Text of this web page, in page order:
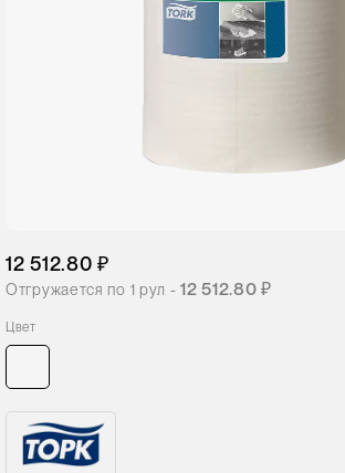
12 512.80 ₽
Отгружается по 1 рул -12 512.80 ₽
Цвет